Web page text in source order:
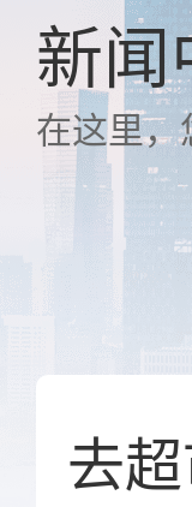
新闻
在这里
去